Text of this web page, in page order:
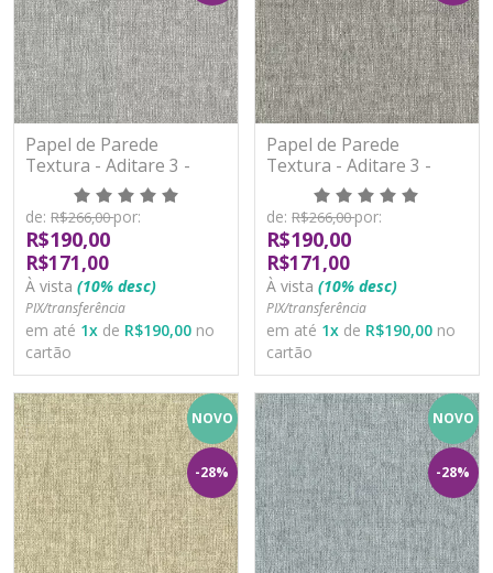
Papel de Parede
Textura - Aditare 3 -
AD300005R - Vinílico
de: R$266,00por:
R$190,00
R$171,00
À vista (10% desc)
PIX/transferência
em até 1x de R$190,00 no
cartão
Papel de Parede
Textura - Aditare 3 -
AD300006R - Vinílico
de: R$266,00por:
R$190,00
R$171,00
À vista (10% desc)
PIX/transferência
em até 1x de R$190,00 no
cartão
NOVO
-28%
NOVO
-28%